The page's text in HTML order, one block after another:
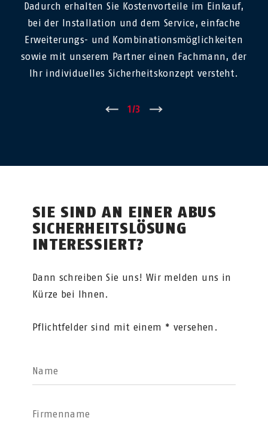
Dadurch erhalten Sie Kostenvorteile im Einkauf,
bei der Installation und dem Service, einfache
Erweiterungs- und Kombinationsmöglichkeiten
sowie mit unserem Partner einen Fachmann, der
Ihr individuelles Sicherheitskonzept versteht.
1 /3
SIE SIND AN EINER ABUS
SICHERHEITSLÖSUNG
INTERESSIERT?
Dann schreiben Sie uns! Wir melden uns in
Kürze bei Ihnen.
Pflichtfelder sind mit einem * versehen.
Name
Firmenname